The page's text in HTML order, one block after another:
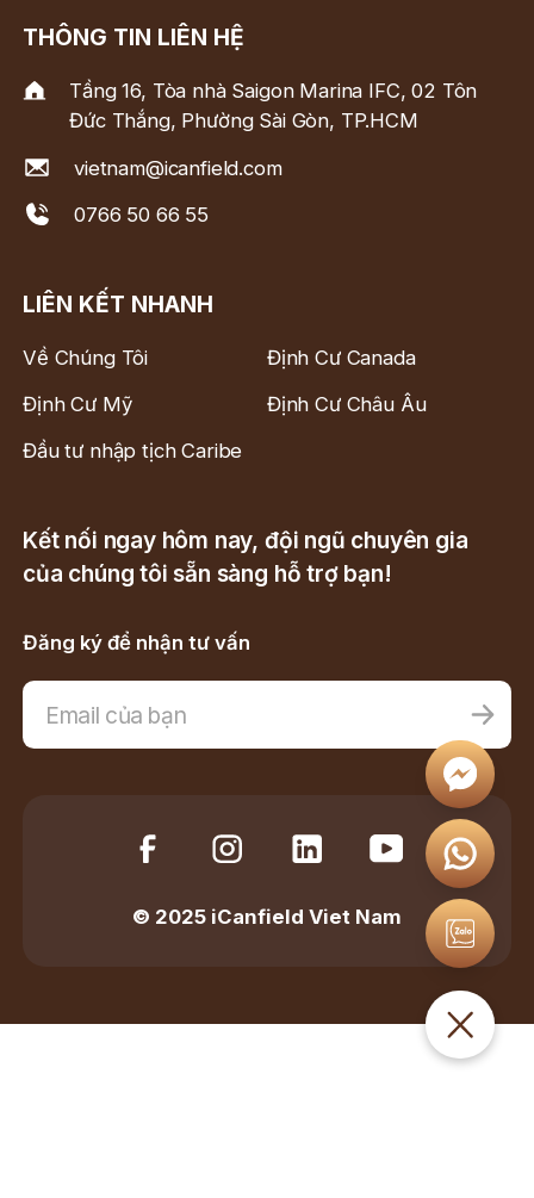
THÔNG TIN LIÊN HỆ
Tầng 16, Tòa nhà Saigon Marina IFC, 02 Tôn
Đức Thắng, Phường Sài Gòn, TP.HCM
vietnam@icanfield.com
0766 50 66 55
LIÊN KẾT NHANH
Về Chúng Tôi
Định Cư Canada
Định Cư Mỹ
Định Cư Châu Âu
Đầu tư nhập tịch Caribe
Kết nối ngay hôm nay, đội ngũ chuyên gia
của chúng tôi sẵn sàng hỗ trợ bạn!
Đăng ký để nhận tư vấn
© 2025 iCanfield Viet Nam